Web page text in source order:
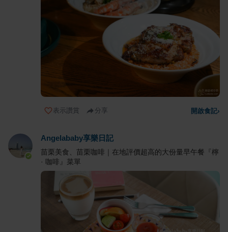
表示讚賞 分享 開啟食記›
Angelababy享樂日記
苗栗美食、苗栗咖啡｜在地評價超高的大份量早午餐『檸
· 咖啡』菜單